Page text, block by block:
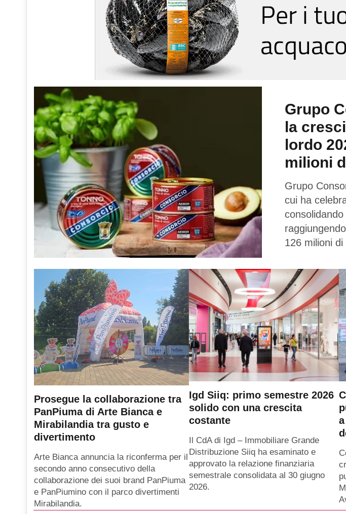
Grupo
la
lordo
milioni
Grupo
cui ha
126 milioni di
Prosegue la collaborazione tra
PanPiuma di Arte Bianca e
Mirabilandia tra gusto e
divertimento
Arte Bianca annuncia la riconferma per il
secondo anno consecutivo della
collaborazione dei suoi brand PanPiuma
e PanPiumino con il parco divertimenti
Mirabilandia.
Igd Siiq: primo semestre 2026
solido con una crescita
costante
Il CdA di Igd – Immobiliare Grande
Distribuzione Siiq ha esaminato e
approvato la relazione finanziaria
semestrale consolidata al 30 giugno
2026.